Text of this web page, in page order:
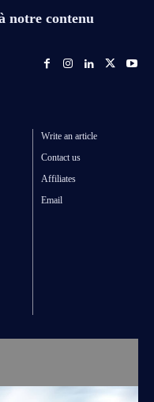
notre contenu
Write an article
Contact us
Affiliates
Email